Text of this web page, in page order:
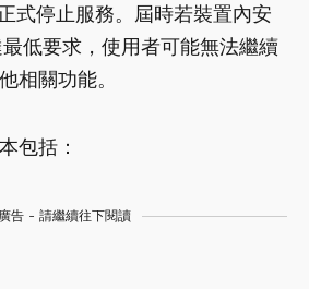
式停止服務。屆時若裝置內安
低要求，使用者可能無法繼續
相關功能。
包括：
廣告 - 請繼續往下閱讀